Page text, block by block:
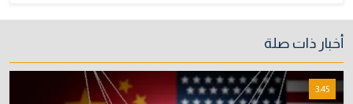
31/07/2026
8
إتلاف أكثر من 106 كغم مخدرات و22 ألف قرص في
بغداد
أخبار ذات صلة
3:45